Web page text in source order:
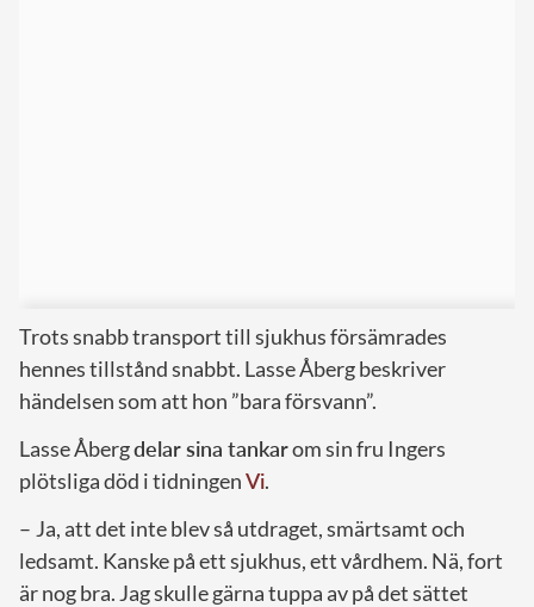
Trots snabb transport till sjukhus försämrades
hennes tillstånd snabbt. Lasse Åberg beskriver
händelsen som att hon ”bara försvann”.
Lasse Åbergdelar sina tankarom sin fru Ingers
plötsliga död i tidningenVi.
– Ja, att det inte blev så utdraget, smärtsamt och
ledsamt. Kanske på ett sjukhus, ett vårdhem. Nä, fort
är nog bra. Jag skulle gärna tuppa av på det sättet